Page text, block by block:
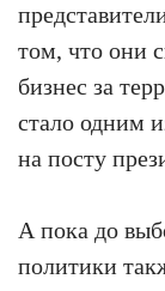
том, что они
бизнес за
стало одним
на посту
А пока до
политики